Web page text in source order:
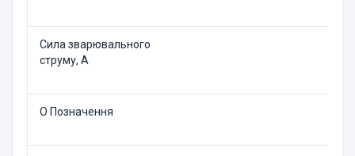
Сила зварювального
струму, А
О Позначення